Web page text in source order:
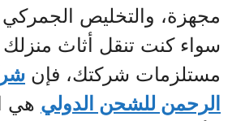
مجهزة، والتخليص
سواء كنت تنقل أثاث منزلك
مستلزمات شركتك، فإن
الرحمن للشحن الدولي هي